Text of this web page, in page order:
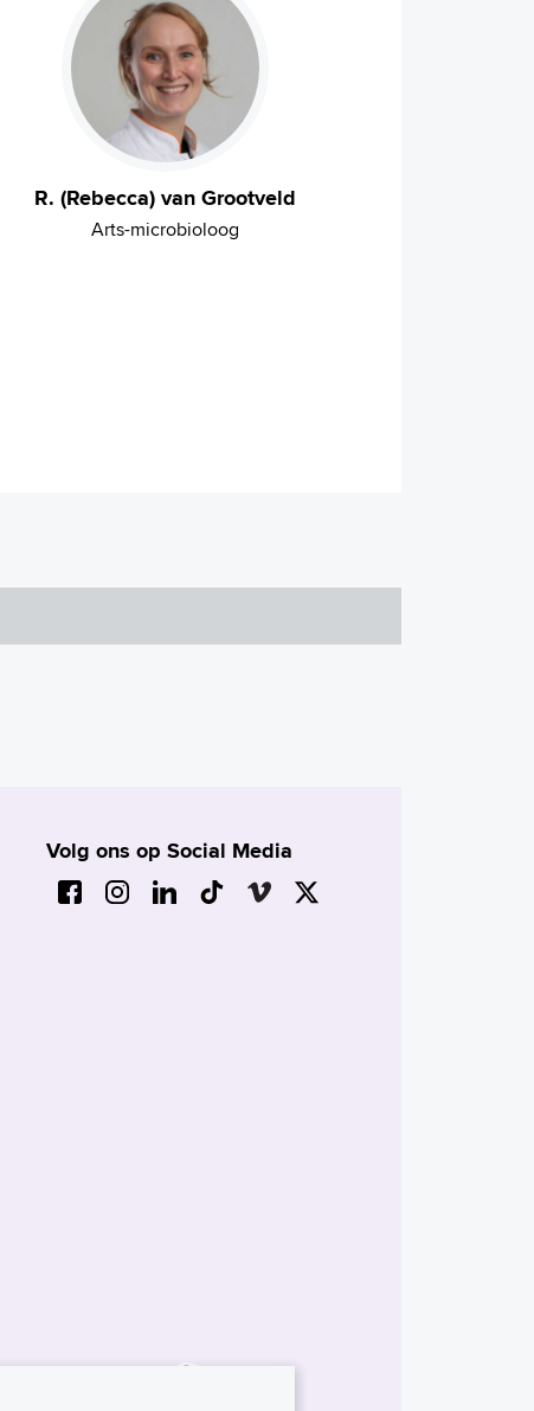
R. (Rebecca) van Grootveld
Arts-microbioloog
Volg ons op Social Media